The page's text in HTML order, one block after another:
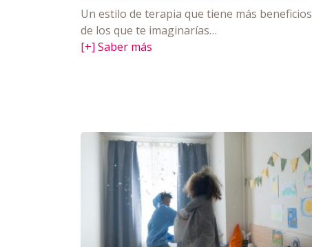
Un estilo de terapia que tiene más beneficios
de los que te imaginarías…
[+] Saber más